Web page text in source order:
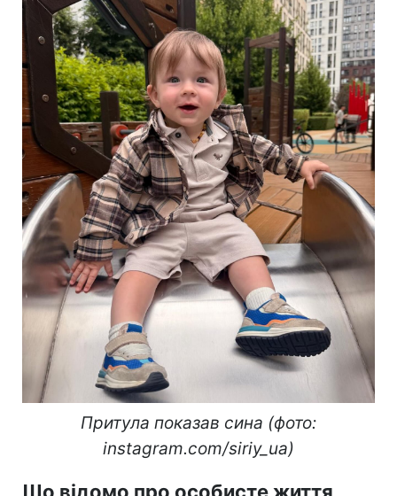
Притула показав сина (фото:
instagram.com/siriy_ua)